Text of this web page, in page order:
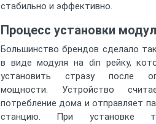
стабильно и эффективно.
Процесс установки
Большинство брендов сделало
в виде модуля на din рейку,
установить стразу после
мощности. Устройство
потребление дома и отправляет
станцию. При установке